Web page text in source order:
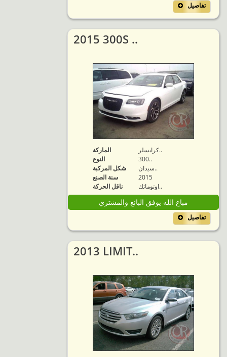
تفاصيل
2015 300S ..
الماركة
كرايسلر..
النوع
300..
شكل المركبة
سيدان..
سنة الصنع
2015
ناقل الحركة
اوتوماتك..
مباع الله يوفق البائع والمشتري
تفاصيل
2013 LIMIT..